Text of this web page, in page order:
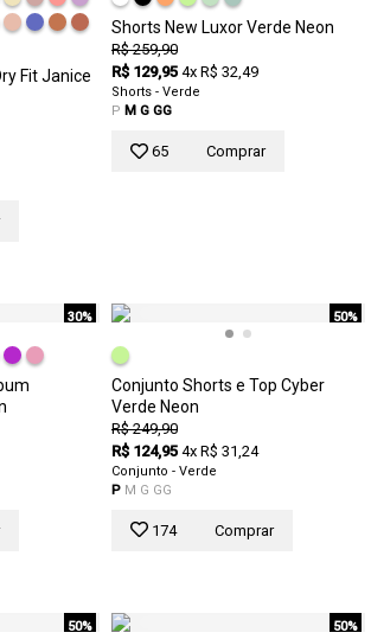
Fit Janice
Shorts New Luxor Verde Neon
R$ 259,90
R$ 129,95 4x R$ 32,49
Shorts - Verde
P M G GG
65 Comprar
30% 50%
Conjunto Shorts e Top Cyber
Verde Neon
R$ 249,90
R$ 124,95 4x R$ 31,24
Conjunto - Verde
P M G GG
174 Comprar
50% 50%